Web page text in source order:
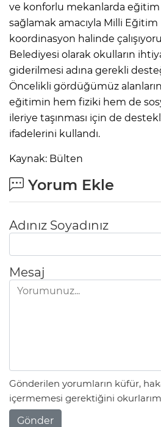
ve konforlu mekanlarda
sağlamak amacıyla Milli Eğitim
koordinasyon halinde
Belediyesi olarak okulların
giderilmesi adına gerekli
Öncelikli gördüğümüz
eğitimin hem fiziki hem de
ileriye taşınması için de
ifadelerini kullandı.
Kaynak: Bülten
Yorum Ekle
Adınız Soyadınız
Mesaj
Gönderilen yorumların küfür,
içermemesi gerektiğini
Gönder